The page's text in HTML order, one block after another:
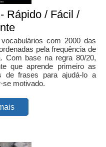
Rápido / Fácil /
com 2000 das
pela frequência de
Com base na regra 80/20,
que aprende primeiro as
de frases para ajudá-lo a
se motivado.